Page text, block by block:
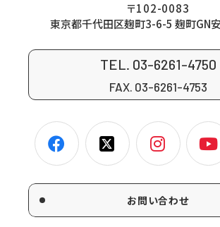
〒102-0083
東京都千代田区麹町3-6-5 麹町GN
TEL. 03-6261-4750
FAX. 03-6261-4753
お問い合わせ